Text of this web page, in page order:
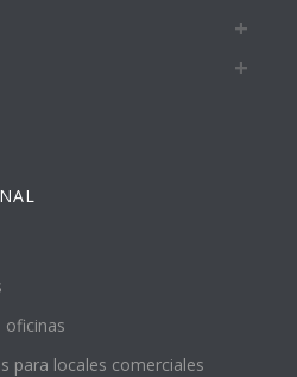
oficinas
para locales comerciales